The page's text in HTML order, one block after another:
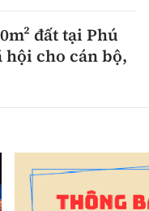
đất tại Phú
hội cho cán bộ,